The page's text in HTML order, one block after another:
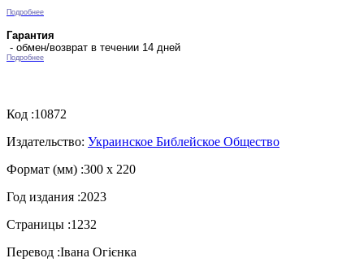
Подробнее
Гарантия
- обмен/возврат в течении 14 дней
Подробнее
Код :10872
Издательство: Украинское Библейское Общество
Формат (мм) :300 х 220
Год издания :2023
Страницы :1232
Перевод :Івана Огієнка